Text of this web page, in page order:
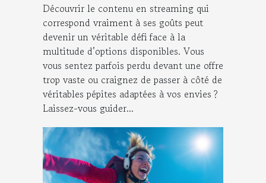
Découvrir le contenu en streaming qui
correspond vraiment à ses goûts peut
devenir un véritable défi face à la
multitude d’options disponibles. Vous
vous sentez parfois perdu devant une offre
trop vaste ou craignez de passer à côté de
véritables pépites adaptées à vos envies ?
Laissez-vous guider...